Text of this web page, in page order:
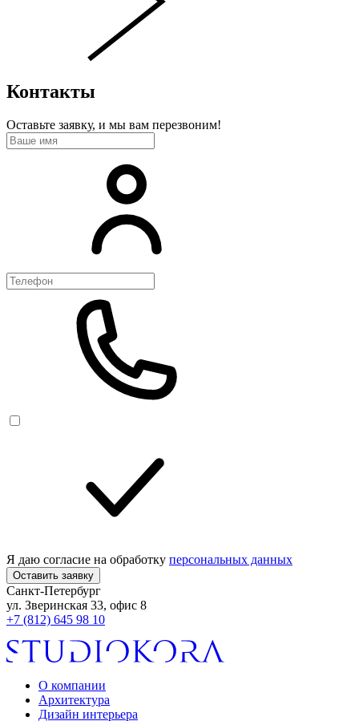
Контакты
Оставьте заявку, и мы вам перезвоним!
Я даю согласие на обработку персональных данных
Оставить заявку
Санкт-Петербург
ул. Зверинская 33, офис 8
+7 (812) 645 98 10
О компании
Архитектура
Дизайн интерьера